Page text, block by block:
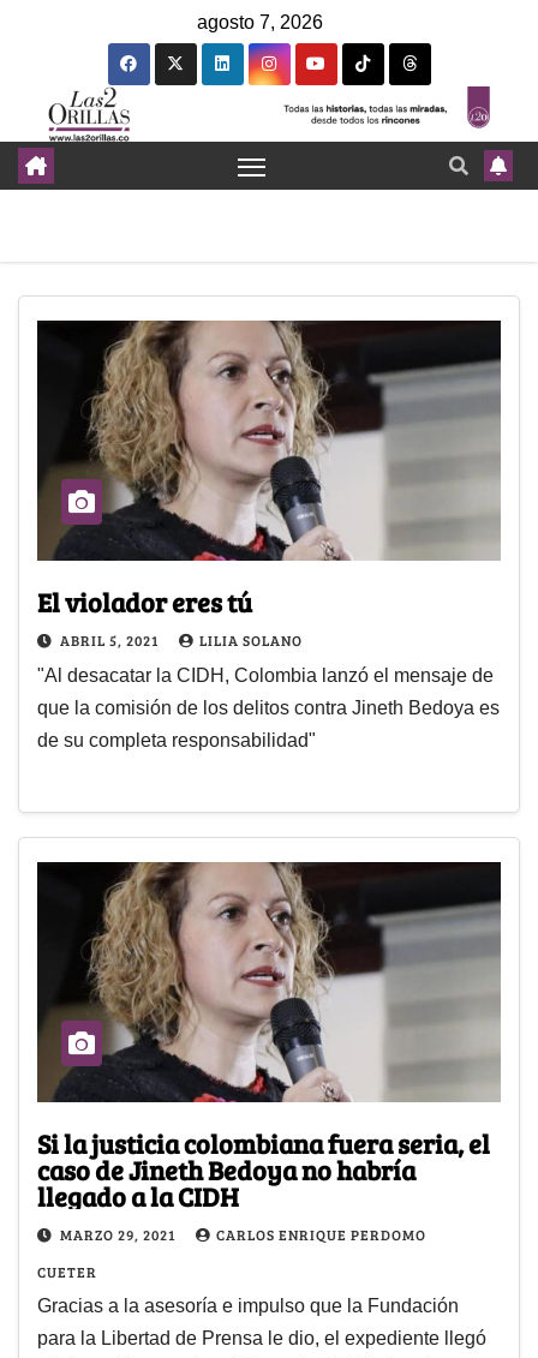
agosto 7, 2026
El violador eres tú
ABRIL 5, 2021 LILIA SOLANO
"Al desacatar la CIDH, Colombia lanzó el mensaje de
que la comisión de los delitos contra Jineth Bedoya es
de su completa responsabilidad"
Si la justicia colombiana fuera seria, el
caso de Jineth Bedoya no habría
llegado a la CIDH
MARZO 29, 2021
CARLOS ENRIQUE PERDOMO
CUETER
Gracias a la asesoría e impulso que la Fundación
para la Libertad de Prensa le dio, el expediente llegó